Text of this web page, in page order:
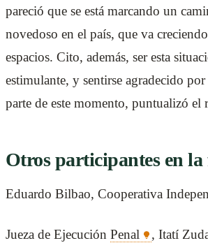
pareció que se está marcando un
novedoso en el país, que va
espacios. Cito, además, ser esta
estimulante, y sentirse agradecido
parte de este momento, puntualizó el
Otros participantes en
Eduardo Bilbao, Cooperativa
Jueza de Ejecución Penal
, Itatí